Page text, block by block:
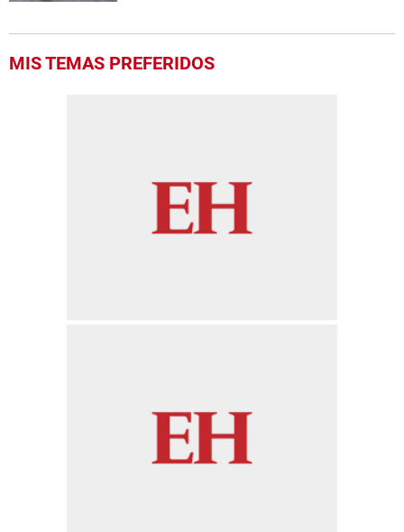
MIS TEMAS PREFERIDOS